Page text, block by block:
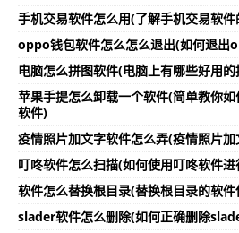
手机交易软件怎么用(了解手机交易软
oppo钱包软件怎么怎么退出(如何退出
电脑怎么拼图软件(电脑上有哪些好用
苹果手提怎么卸载一个软件(简单教你
软件)
疫情照片加文字软件怎么弄(疫情照片
叮咚软件怎么扫描(如何使用叮咚软件
软件怎么替换根目录(替换根目录的软
slader软件怎么删除(如何正确删除